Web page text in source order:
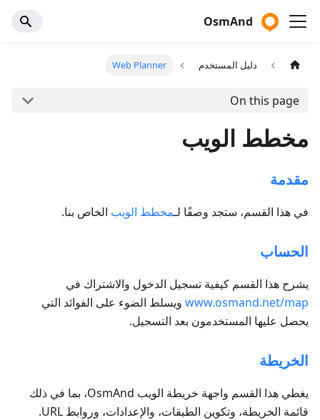
OsmAnd
دليل المستخدم Web Planner
On this page
مخطط الويب
مقدمة
في هذا القسم، ستجد وصفًا لـمخطط الويب الخاص بنا.
الحساب
يشرح هذا القسم كيفية تسجيل الدخول والاشتراك في
www.osmand.net/map ويسلط الضوء على الفوائد التي
يحصل عليها المستخدمون بعد التسجيل.
الخريطة
يغطي هذا القسم واجهة خريطة الويب OsmAnd، بما في ذلك
قائمة الخريطة، وتكوين الطبقات، والإعدادات، وروابط URL.